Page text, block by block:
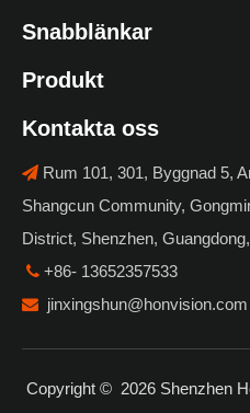
Snabblänkar
Produkt
Kontakta oss
 Rum 101, 301, Byggnad 5,
Shangcun Community,
District, Shenzhen,
 +86- 13652357533
 jinxingshun@honvision.com
Copyright © 2026 Shenzhen